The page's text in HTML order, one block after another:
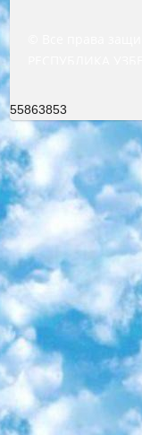
55863853